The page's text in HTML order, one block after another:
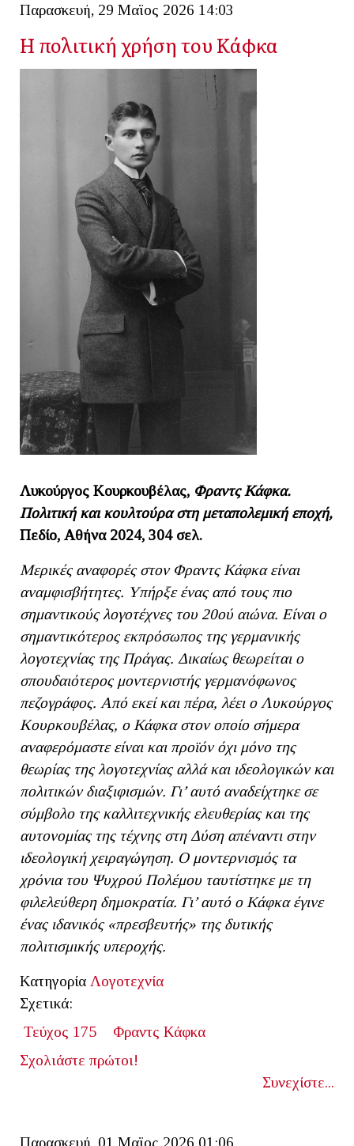
Παρασκευή, 29 Μαϊος 2026 14:03
Η πολιτική χρήση του Κάφκα
Λυκούργος Κουρκουβέλας, Φραντς Κάφκα.
Πολιτική και κουλτούρα στη μεταπολεμική εποχή,
Πεδίο, Αθήνα 2024, 304 σελ.
Μερικές αναφορές στον Φραντς Κάφκα είναι
αναμφισβήτητες. Υπήρξε ένας από τους πιο
σημαντικούς λογοτέχνες του 20ού αιώνα. Είναι ο
σημαντικότερος εκπρόσωπος της γερμανικής
λογοτεχνίας της Πράγας. Δικαίως θεωρείται ο
σπουδαιότερος μοντερνιστής γερμανόφωνος
πεζογράφος. Από εκεί και πέρα, λέει ο Λυκούργος
Κουρκουβέλας, ο Κάφκα στον οποίο σήμερα
αναφερόμαστε είναι και προϊόν όχι μόνο της
θεωρίας της λογοτεχνίας αλλά και ιδεολογικών και
πολιτικών διαξιφισμών. Γι’ αυτό αναδείχτηκε σε
σύμβολο της καλλιτεχνικής ελευθερίας και της
αυτονομίας της τέχνης στη Δύση απέναντι στην
ιδεολογική χειραγώγηση. Ο μοντερνισμός τα
χρόνια του Ψυχρού Πολέμου ταυτίστηκε με τη
φιλελεύθερη δημοκρατία. Γι’ αυτό ο Κάφκα έγινε
ένας ιδανικός «πρεσβευτής» της δυτικής
πολιτισμικής υπεροχής.
Κατηγορία Λογοτεχνία
Σχετικά:
Τεύχος 175
Φραντς Κάφκα
Σχολιάστε πρώτοι!
Συνεχίστε...
Παρασκευή, 01 Μαϊος 2026 01:06